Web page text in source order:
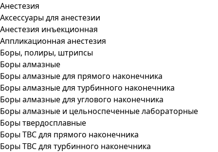
Анестезия
Аксессуары для анестезии
Анестезия инъекционная
Аппликационная анестезия
Боры, полиры, штрипсы
Боры алмазные
Боры алмазные для прямого наконечника
Боры алмазные для турбинного наконечника
Боры алмазные для углового наконечника
Боры алмазные и цельноспеченные лабораторные
Боры твердосплавные
Боры ТВС для прямого наконечника
Боры ТВС для турбинного наконечника